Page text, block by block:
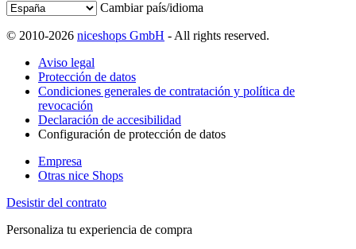
Cambiar país/idioma
© 2010-2026 niceshops GmbH - All rights reserved.
Aviso legal
Protección de datos
Condiciones generales de contratación y política de
revocación
Declaración de accesibilidad
Configuración de protección de datos
Empresa
Otras nice Shops
Desistir del contrato
Personaliza tu experiencia de compra